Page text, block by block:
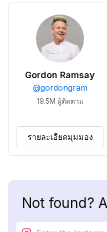
Gordon Ramsay
@gordongram
19.5M ผู้ติดตาม
รายละเอียดมุมมอง
Not found?